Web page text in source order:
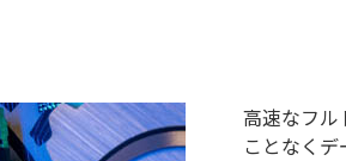
高速なフル
ことなくデ